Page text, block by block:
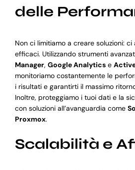
delle
Non ci limitiamo a creare soluzioni:
efficaci. Utilizzando strumenti
Manager, Google Analyticse
monitoriamo costantemente le
i risultati e garantirti il massimo
Inoltre, proteggiamo i tuoi dati e la
con soluzioni all’avanguardia come
Proxmox.
Scalabilità e